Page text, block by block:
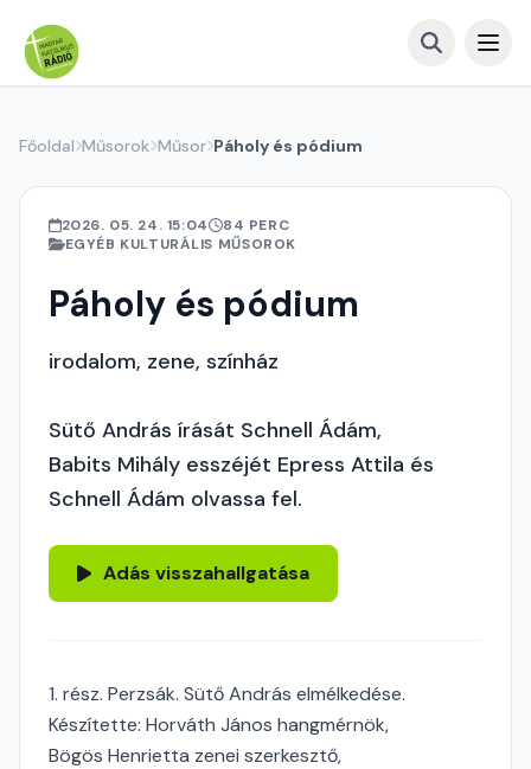
Főoldal Műsorok Műsor Páholy és pódium
2026. 05. 24. 15:04
84 PERC
EGYÉB KULTURÁLIS MŰSOROK
Páholy és pódium
irodalom, zene, színház
Sütő András írását Schnell Ádám,
Babits Mihály esszéjét Epress Attila és
Schnell Ádám olvassa fel.
Adás visszahallgatása
1. rész. Perzsák. Sütő András elmélkedése.
Készítette: Horváth János hangmérnök,
Bögös Henrietta zenei szerkesztő,